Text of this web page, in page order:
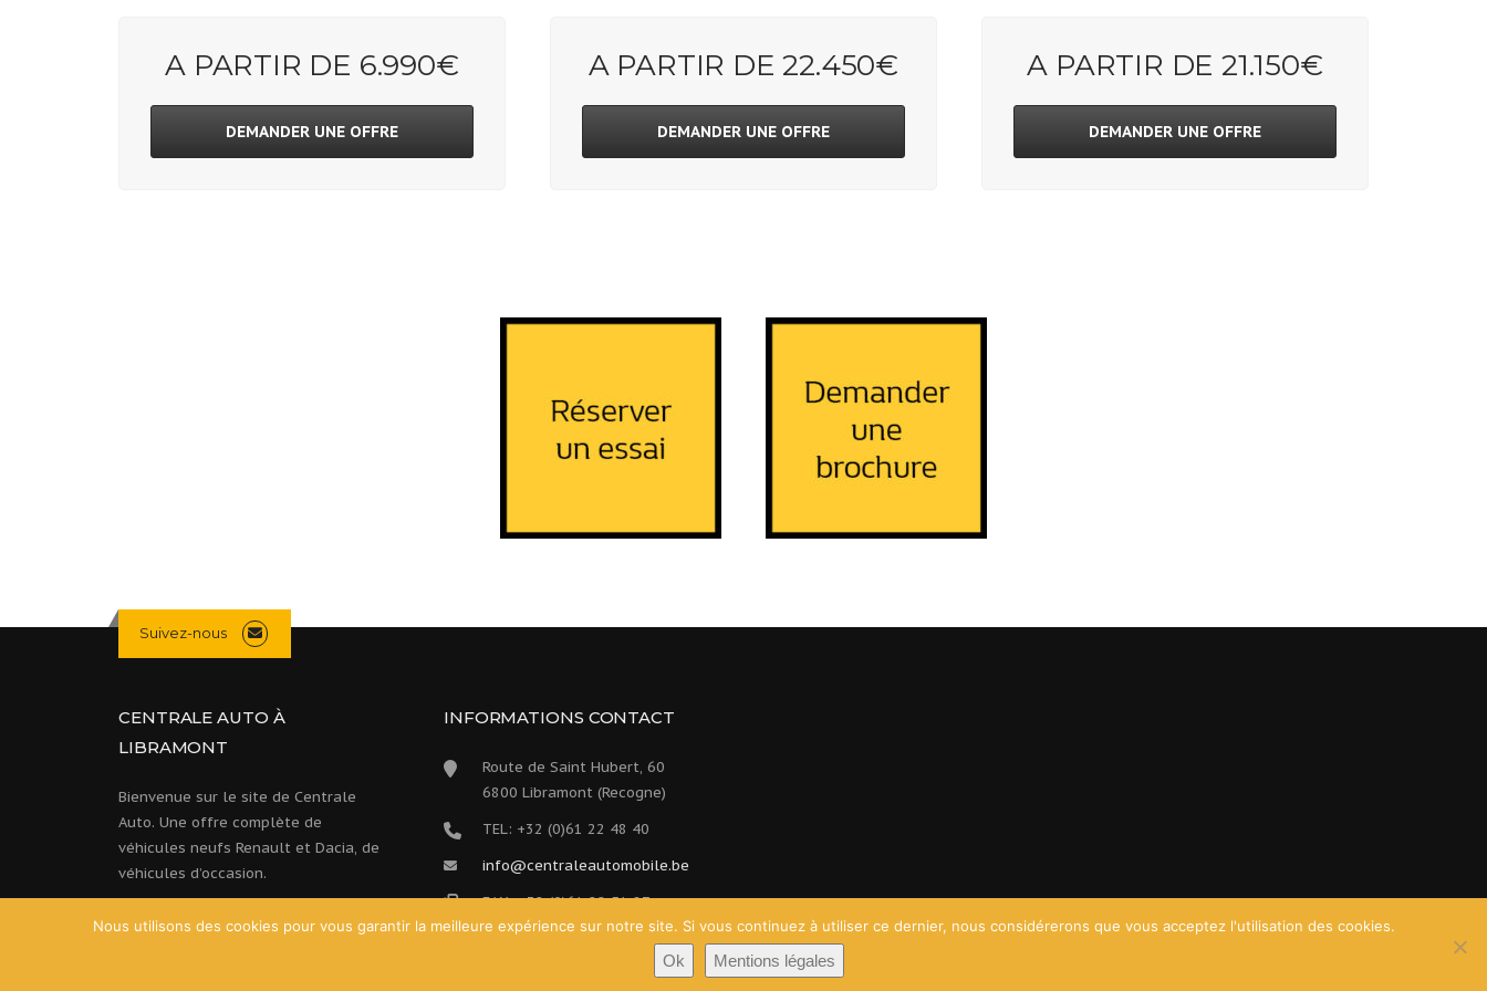
A PARTIR DE 6.990€
DEMANDER UNE OFFRE
A PARTIR DE 22.450€
DEMANDER UNE OFFRE
A PARTIR DE 21.150€
DEMANDER UNE OFFRE
Suivez-nous
CENTRALE AUTO À
LIBRAMONT
Bienvenue sur le site de Centrale
Auto. Une offre complète de
véhicules neufs Renault et Dacia, de
véhicules d’occasion.
INFORMATIONS CONTACT
Route de Saint Hubert, 60
6800 Libramont (Recogne)
TEL: +32 (0)61 22 48 40
info@centraleautomobile.be
FAX: +32 (0)61 22 51 87
Nous utilisons des cookies pour vous garantir la meilleure expérience sur notre site. Si vous continuez à utiliser ce dernier, nous considérerons que vous acceptez l'utilisation des cookies.
Ok Mentions légales